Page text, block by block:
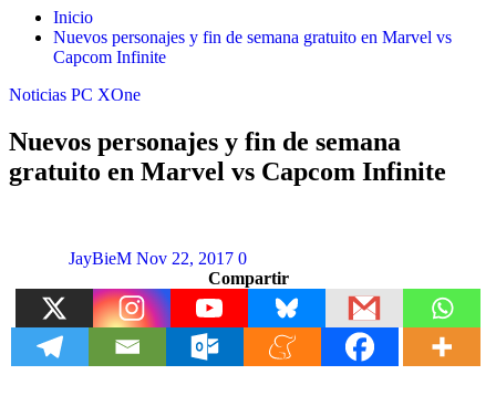
Inicio
Nuevos personajes y fin de semana gratuito en Marvel vs
Capcom Infinite
Noticias PC XOne
Nuevos personajes y fin de semana
gratuito en Marvel vs Capcom Infinite
JayBieM Nov 22, 2017 0
Compartir